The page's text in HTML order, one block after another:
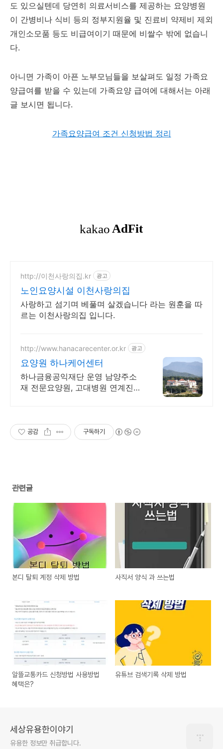
도 있으실텐데 당연히 의료서비스를 제공하는 요양병원
이 간병비나 식비 등의 정부지원율 및 진료비 약제비 제외
개인소모품 등도 비급여이기 때문에 비쌀수 밖에 없습니
다.
아니면 가족이 아픈 노부모님들을 보살펴도 일정 가족요
양급여를 받을 수 있는데 가족요양 급여에 대해서는 아래
글 보시면 됩니다.
가족요양급여 조건 신청방법 정리
http://이천사랑의집.kr 광고
노인요양시설 이천사랑의집
사랑하고 섬기며 베풀며 살겠습니다 라는 원훈을 따
르는 이천사랑의집 입니다.
http://www.hanacarecenter.or.kr 광고
요양원 하나케어센터
하나금융공익재단 운영 남양주소
재 전문요양원, 고대병원 연계진
공감 구독하기
관련글
본디 탈퇴 계정 삭제 방법 사직서 양식 과 쓰는법
알뜰교통카드 신청방법 사용방법
혜택은?
유튜브 검색기록 삭제 방법
세상유용한이야기
유용한 정보만 취급합니다.